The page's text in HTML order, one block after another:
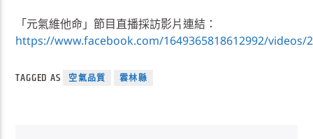
「元氣維他命」節目直播採訪影片連結：
https://www.facebook.com/1649365818612992/videos/
TAGGED AS 空氣品質 雲林縣